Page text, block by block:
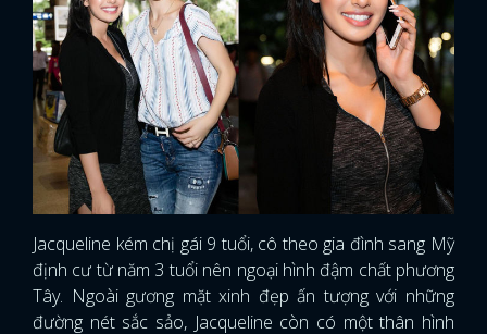
Jacqueline kém chị gái 9 tuổi, cô theo gia đình sang Mỹ
định cư từ năm 3 tuổi nên ngoại hình đậm chất phương
Tây. Ngoài gương mặt xinh đẹp ấn tượng với những
đường nét sắc sảo, Jacqueline còn có một thân hình